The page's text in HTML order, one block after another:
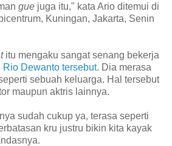
gue juga itu," kata Ario ditemui di
Kuningan, Jakarta, Senin
itu mengaku sangat senang bekerja
Rio Dewanto tersebut. Dia merasa
sebuah keluarga. Hal tersebut
maupun aktris lainnya.
sudah cukup ya, terasa seperti
kru justru bikin kita kayak